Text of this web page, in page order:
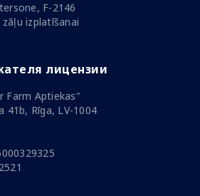
F-2146
izplatīšanai
лицензии
Farm Aptiekas"
41b, Rīga, LV-1004